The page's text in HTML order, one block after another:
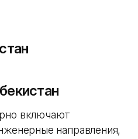
включают
направления,